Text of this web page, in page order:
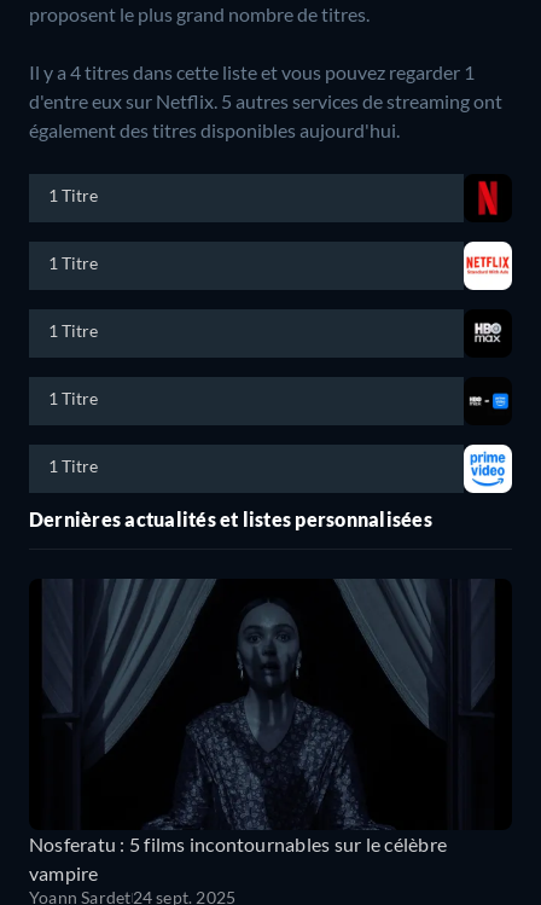
proposent le plus grand nombre de titres.
Il y a 4 titres dans cette liste et vous pouvez regarder 1
d'entre eux sur Netflix. 5 autres services de streaming ont
également des titres disponibles aujourd'hui.
1 Titre
1 Titre
1 Titre
1 Titre
1 Titre
Dernières actualités et listes personnalisées
Nosferatu : 5 films incontournables sur le célèbre
vampire
Yoann Sardet24 sept. 2025